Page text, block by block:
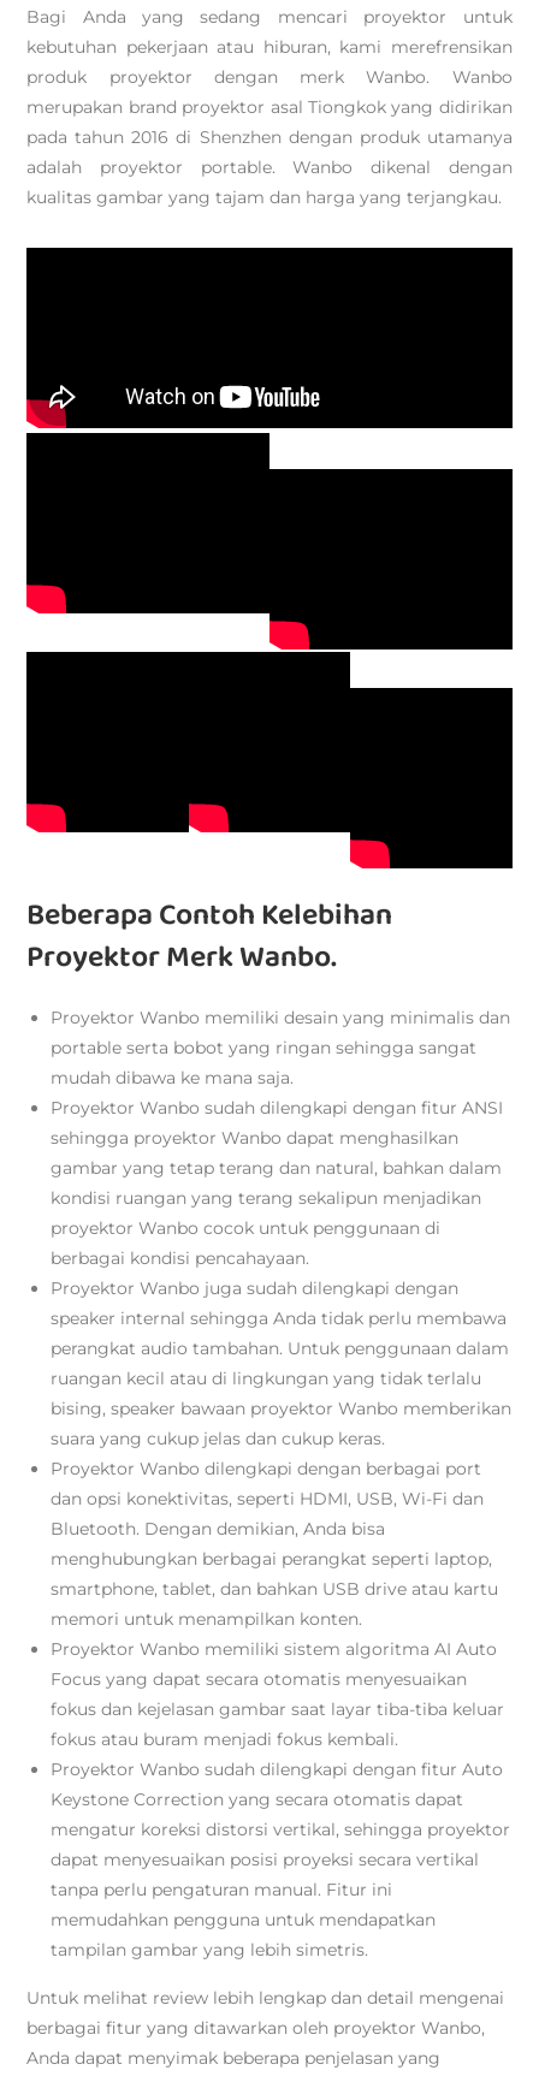
Bagi Anda yang sedang mencari proyektor untuk
kebutuhan pekerjaan atau hiburan, kami merefrensikan
produk proyektor dengan merk Wanbo. Wanbo
merupakan brand proyektor asal Tiongkok yang didirikan
pada tahun 2016 di Shenzhen dengan produk utamanya
adalah proyektor portable. Wanbo dikenal dengan
kualitas gambar yang tajam dan harga yang terjangkau.
Beberapa Contoh Kelebihan
Proyektor Merk Wanbo.
Proyektor Wanbo memiliki desain yang minimalis dan
portable serta bobot yang ringan sehingga sangat
mudah dibawa ke mana saja.
Proyektor Wanbo sudah dilengkapi dengan fitur ANSI
sehingga proyektor Wanbo dapat menghasilkan
gambar yang tetap terang dan natural, bahkan dalam
kondisi ruangan yang terang sekalipun menjadikan
proyektor Wanbo cocok untuk penggunaan di
berbagai kondisi pencahayaan.
Proyektor Wanbo juga sudah dilengkapi dengan
speaker internal sehingga Anda tidak perlu membawa
perangkat audio tambahan. Untuk penggunaan dalam
ruangan kecil atau di lingkungan yang tidak terlalu
bising, speaker bawaan proyektor Wanbo memberikan
suara yang cukup jelas dan cukup keras.
Proyektor Wanbo dilengkapi dengan berbagai port
dan opsi konektivitas, seperti HDMI, USB, Wi-Fi dan
Bluetooth. Dengan demikian, Anda bisa
menghubungkan berbagai perangkat seperti laptop,
smartphone, tablet, dan bahkan USB drive atau kartu
memori untuk menampilkan konten.
Proyektor Wanbo memiliki sistem algoritma AI Auto
Focus yang dapat secara otomatis menyesuaikan
fokus dan kejelasan gambarsaat layar tiba-tiba keluar
fokus atau buram menjadi fokus kembali.
Proyektor Wanbo sudah dilengkapi dengan fitur Auto
Keystone Correction yang secara otomatis dapat
mengatur koreksi distorsi vertikal, sehingga proyektor
dapat menyesuaikan posisi proyeksi secara vertikal
tanpa perlu pengaturan manual. Fitur ini
memudahkan pengguna untuk mendapatkan
tampilan gambar yang lebih simetris.
Untuk melihat review lebih lengkap dan detail mengenai
berbagai fitur yang ditawarkan oleh proyektor Wanbo,
Anda dapat menyimak beberapa penjelasan yang